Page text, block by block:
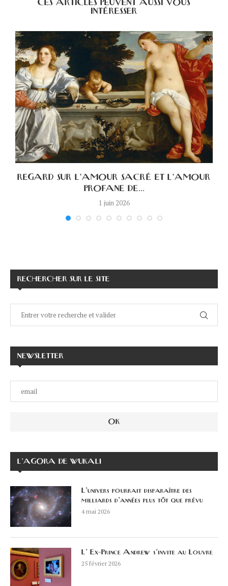
CES ARTICLES PEUVENT AUSSI VOUS
INTÉRESSER
REGARD SUR L’AMOUR SACRÉ ET L’AMOUR
PROFANE DE...
1 juin 2026
RECHERCHER SUR LE SITE
NEWSLETTER
L’AGORA DE WUKALI
L’univers pourrait disparaître des
milliards d’années plus tôt que prévu
4 mai 2026
L’ Ex-Prince Andrew s’invite au Louvre
25 février 2026